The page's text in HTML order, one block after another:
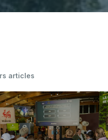
articles